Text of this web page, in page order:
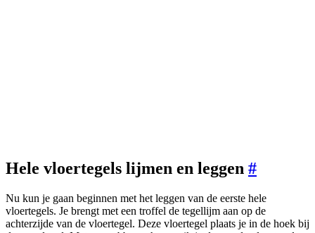
Hele vloertegels lijmen en leggen #
Nu kun je gaan beginnen met het leggen van de eerste hele
vloertegels. Je brengt met een troffel de tegellijm aan op de
achterzijde van de vloertegel. Deze vloertegel plaats je in de hoek bij